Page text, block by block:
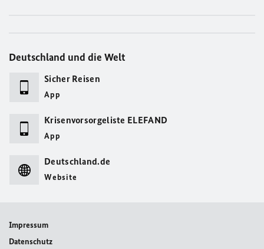
Deutschland und die Welt
Sicher Reisen
App
Krisenvorsorgeliste ELEFAND
App
Deutschland.de
Website
Impressum
Datenschutz